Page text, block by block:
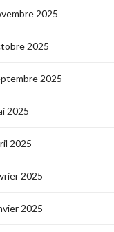
2025
2025
2025
2025
2025
2025
2025